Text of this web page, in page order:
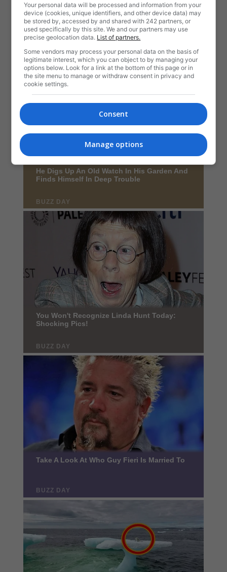
Your personal data will be processed and information from your
device (cookies, unique identifiers, and other device data) may
be stored by, accessed by and shared with 242 partners, or
used specifically by this site. We and our partners may use
precise geolocation data. List of partners.
Some vendors may process your personal data on the basis of
legitimate interest, which you can object to by managing your
options below. Look for a link at the bottom of this page or in
the site menu to manage or withdraw consent in privacy and
cookie settings.
Consent
Manage options